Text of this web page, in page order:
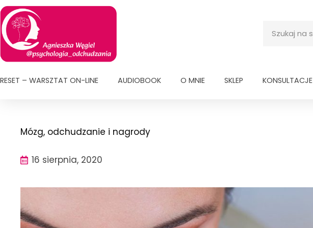
Przejdź
do
treści
RESET – WARSZTAT ON-LINE AUDIOBOOK O MNIE SKLEP KONSULTACJE
Mózg, odchudzanie i nagrody
16 sierpnia, 2020